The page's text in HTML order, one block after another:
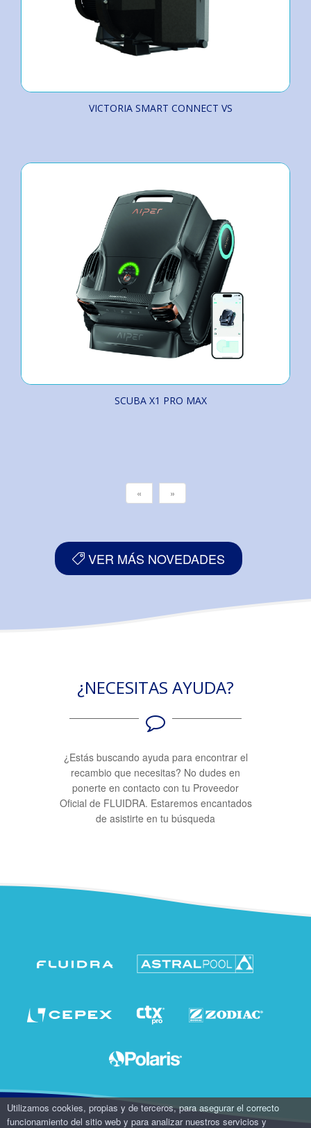
VICTORIA SMART CONNECT VS
SCUBA X1 PRO MAX
« »
VER MÁS NOVEDADES
¿NECESITAS AYUDA?
¿Estás buscando ayuda para encontrar el
recambio que necesitas? No dudes en
ponerte en contacto con tu Proveedor
Oficial de FLUIDRA. Estaremos encantados
de asistirte en tu búsqueda
Utilizamos cookies, propias y de terceros, para asegurar el correcto
funcionamiento del sitio web y para analizar nuestros servicios y